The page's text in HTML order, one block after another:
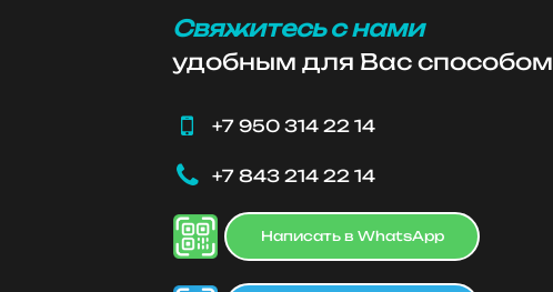
Свяжитесь с нами
удобным для Вас способом
 +7 950 314 22 14
 +7 843 214 22 14
Написать в WhatsApp